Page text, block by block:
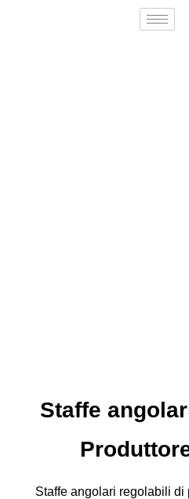
Staffe
Staffe angolari regolabili